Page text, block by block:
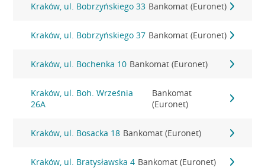
Kraków, ul. Bobrzyńskiego 33 Bankomat (Euronet)
Kraków, ul. Bobrzyńskiego 37 Bankomat (Euronet)
Kraków, ul. Bochenka 10 Bankomat (Euronet)
Kraków, ul. Boh. Września
26A
Bankomat
(Euronet)
Kraków, ul. Bosacka 18 Bankomat (Euronet)
Kraków, ul. Bratysławska 4 Bankomat (Euronet)